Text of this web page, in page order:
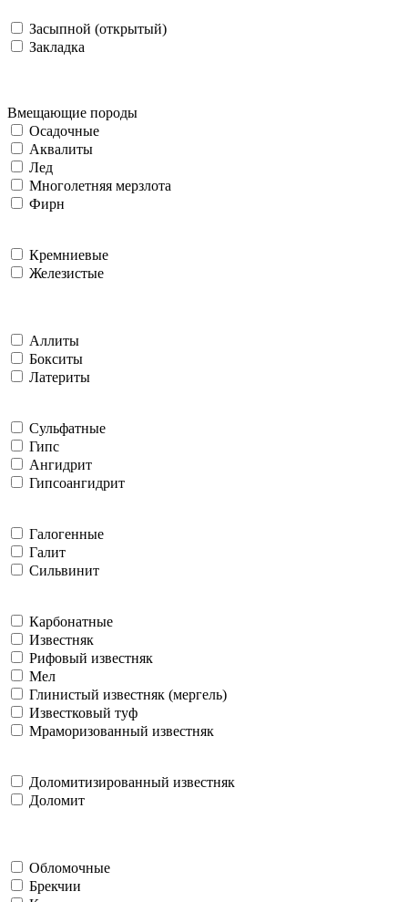
Засыпной (открытый)
Закладка
Вмещающие породы
Осадочные
Аквалиты
Лед
Многолетняя мерзлота
Фирн
Кремниевые
Железистые
Аллиты
Бокситы
Латериты
Сульфатные
Гипс
Ангидрит
Гипсоангидрит
Галогенные
Галит
Сильвинит
Карбонатные
Известняк
Рифовый известняк
Мел
Глинистый известняк (мергель)
Известковый туф
Мраморизованный известняк
Доломитизированный известняк
Доломит
Обломочные
Брекчии